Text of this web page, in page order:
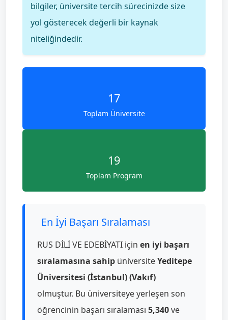
bilgiler, üniversite tercih sürecinizde size
yol gösterecek değerli bir kaynak
niteliğindedir.
17
Toplam Üniversite
19
Toplam Program
En İyi Başarı Sıralaması
RUS DİLİ VE EDEBİYATI için en iyi başarı
sıralamasına sahip üniversiteYeditepe
Üniversitesi (İstanbul) (Vakıf)
olmuştur. Bu üniversiteye yerleşen son
öğrencinin başarı sıralaması 5,340ve